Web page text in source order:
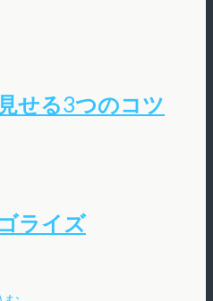
せる3つのコツ
ライズ